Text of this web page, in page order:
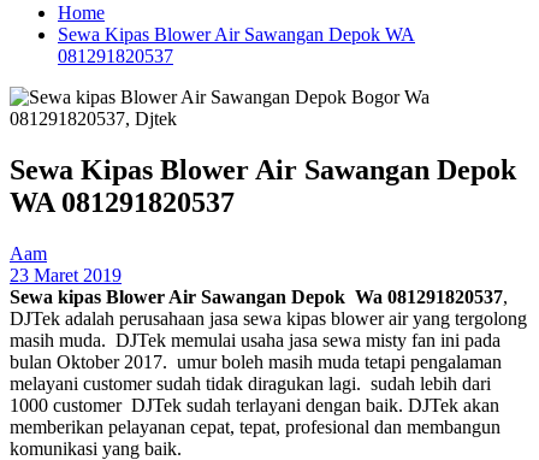
Home
Sewa Kipas Blower Air Sawangan Depok WA
081291820537
Sewa Kipas Blower Air Sawangan Depok
WA 081291820537
Aam
23 Maret 2019
Sewa kipas Blower Air Sawangan Depok Wa 081291820537,
DJTek adalah perusahaan jasa sewa kipas blower air yang tergolong
masih muda. DJTek memulai usaha jasa sewa misty fan ini pada
bulan Oktober 2017. umur boleh masih muda tetapi pengalaman
melayani customer sudah tidak diragukan lagi. sudah lebih dari
1000 customer DJTek sudah terlayani dengan baik. DJTek akan
memberikan pelayanan cepat, tepat, profesional dan membangun
komunikasi yang baik.